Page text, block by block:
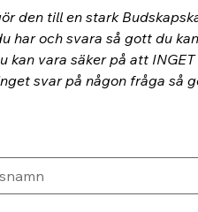
den till en stark
har och svara så gott du
vara säker på att
svar på någon fråga så